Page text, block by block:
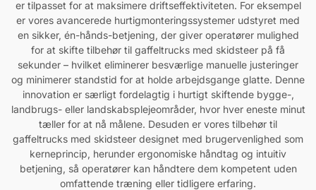
er tilpasset for at maksimere driftseffektiviteten. For eksempel
er vores avancerede hurtigmonteringssystemer udstyret med
en sikker, én-hånds-betjening, der giver operatører mulighed
for at skifte tilbehør til gaffeltrucks med skidsteer på få
sekunder – hvilket eliminerer besværlige manuelle justeringer
og minimerer standstid for at holde arbejdsgange glatte. Denne
innovation er særligt fordelagtig i hurtigt skiftende bygge-,
landbrugs- eller landskabsplejeområder, hvor hver eneste minut
tæller for at nå målene. Desuden er vores tilbehør til
gaffeltrucks med skidsteer designet med brugervenlighed som
kerneprincip, herunder ergonomiske håndtag og intuitiv
betjening, så operatører kan håndtere dem kompetent uden
omfattende træning eller tidligere erfaring.